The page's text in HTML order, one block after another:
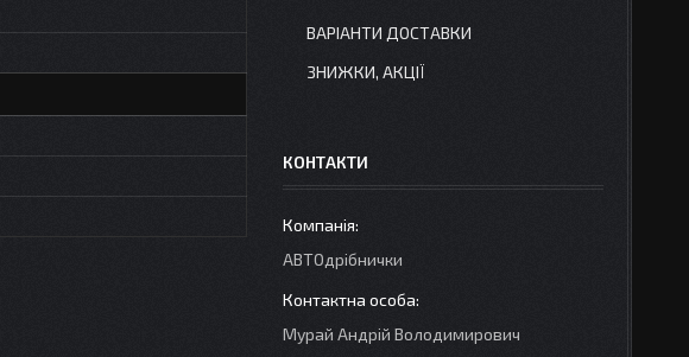
ВАРІАНТИ ДОСТАВКИ
ЗНИЖКИ, АКЦІЇ
КОНТАКТИ
АВТОдрібнички
Мурай Андрій Володимирович